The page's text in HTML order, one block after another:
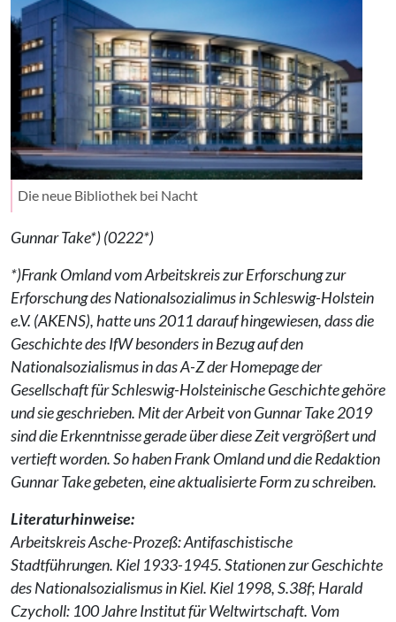
Die neue Bibliothek bei Nacht
Gunnar Take*) (0222*)
*)Frank Omland vom Arbeitskreis zur Erforschung zur
Erforschung des Nationalsozialimus in Schleswig-Holstein
e.V. (AKENS), hatte uns 2011 darauf hingewiesen, dass die
Geschichte des IfW besonders in Bezug auf den
Nationalsozialismus in das A-Z der Homepage der
Gesellschaft für Schleswig-Holsteinische Geschichte gehöre
und sie geschrieben. Mit der Arbeit von Gunnar Take 2019
sind die Erkenntnisse gerade über diese Zeit vergrößert und
vertieft worden. So haben Frank Omland und die Redaktion
Gunnar Take gebeten, eine aktualisierte Form zu schreiben.
Literaturhinweise:
Arbeitskreis Asche-Prozeß: Antifaschistische
Stadtführungen. Kiel 1933-1945. Stationen zur Geschichte
des Nationalsozialismus in Kiel. Kiel 1998, S.38f; Harald
Czycholl: 100 Jahre Institut für Weltwirtschaft. Vom